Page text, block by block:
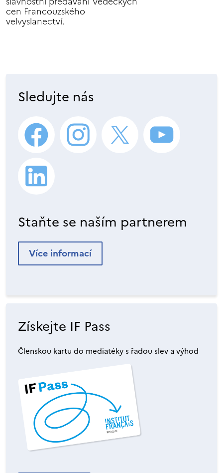
cen Francouzského
velvyslanectví.
Sledujte nás
Staňte se naším partnerem
Více informací
Získejte IF Pass
Členskou kartu do mediatéky s řadou slev a výhod